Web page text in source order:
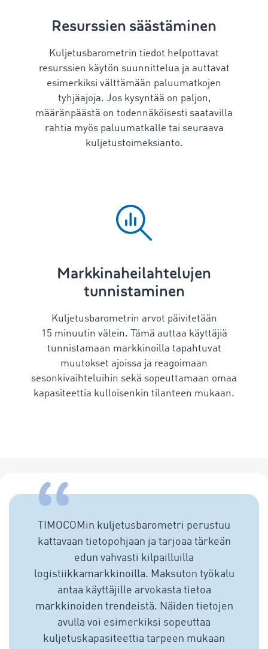
Resurssien säästäminen
Kuljetusbarometrin tiedot helpottavat
resurssien käytön suunnittelua ja auttavat
esimerkiksi välttämään paluumatkojen
tyhjäajoja. Jos kysyntää on paljon,
määränpäästä on todennäköisesti saatavilla
rahtia myös paluumatkalle tai seuraava
kuljetustoimeksianto.
Markkinaheilahtelujen
tunnistaminen
Kuljetusbarometrin arvot päivitetään
15 minuutin välein. Tämä auttaa käyttäjiä
tunnistamaan markkinoilla tapahtuvat
muutokset ajoissa ja reagoimaan
sesonkivaihteluihin sekä sopeuttamaan omaa
kapasiteettia kulloisenkin tilanteen mukaan.
TIMOCOMin kuljetusbarometri perustuu
kattavaan tietopohjaan ja tarjoaa tärkeän
edun vahvasti kilpailluilla
logistiikkamarkkinoilla. Maksuton työkalu
antaa käyttäjille arvokasta tietoa
markkinoiden trendeistä. Näiden tietojen
avulla voi esimerkiksi sopeuttaa
kuljetuskapasiteettia tarpeen mukaan